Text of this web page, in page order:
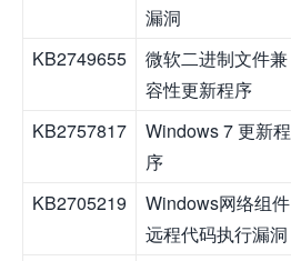
漏洞
KB2749655
微软二进制文件兼
容性更新程序
KB2757817
Windows 7 更新程
序
KB2705219
Windows网络组件
远程代码执行漏洞